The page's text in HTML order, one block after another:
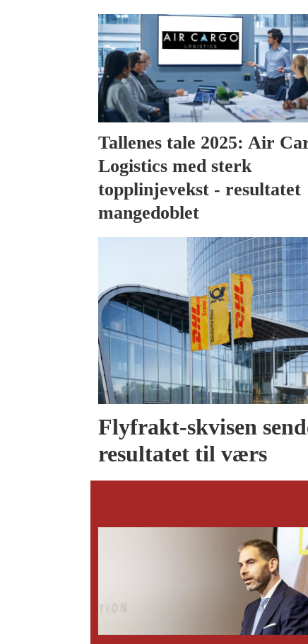
Tallenes tale 2025: Air
Logistics med sterk
topplinjevekst - resultatet
mangedoblet
Flyfrakt-skvisen
resultatet til værs